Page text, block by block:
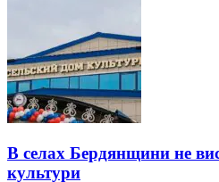
В селах Бердянщини не
культури